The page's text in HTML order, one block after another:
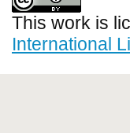
This work is
International